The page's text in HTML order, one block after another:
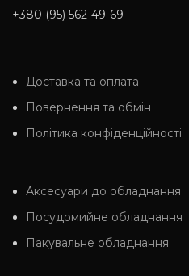
+380 (95) 562-49-69
Доставка та оплата
Повернення та обмін
Політика конфіденційності
Аксесуари до обладнання
Посудомийне обладнання
Пакувальне обладнання